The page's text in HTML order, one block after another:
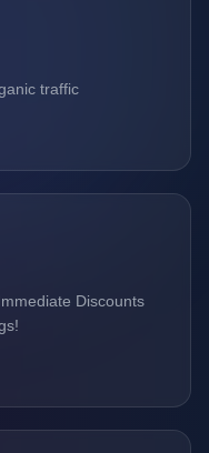
traffic
Discounts